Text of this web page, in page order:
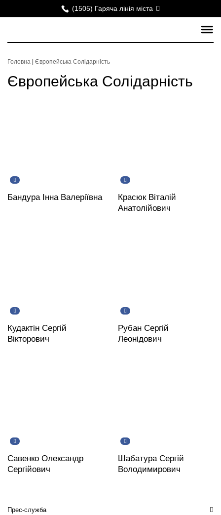
(1505) Гаряча лінія міста
Головна Європейська Солідарність
Європейська Солідарність
Бандура Інна Валеріївна
Красюк Віталій
Анатолійович
Кудактін Сергій
Вікторович
Рубан Сергій
Леонідович
Савенко Олександр
Сергійович
Шабатура Сергій
Володимирович
Прес-служба